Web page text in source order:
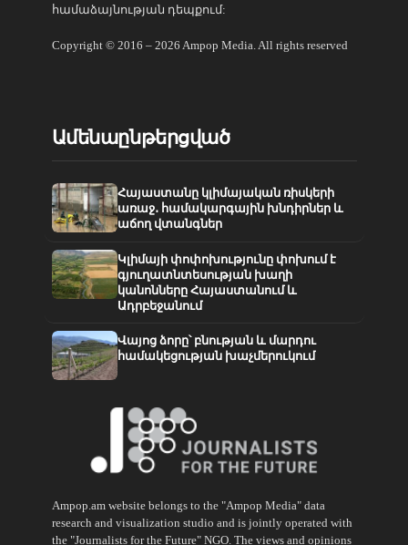
համաձայնության դեպքում:
Copyright © 2016 – 2026 Ampop Media. All rights reserved
Ամենաընթերցված
Հայաստանը կլիմայական ռիսկերի
առաջ․ համակարգային խնդիրներ և
աճող վտանգներ
Կլիմայի փոփոխությունը փոխում է
գյուղատնտեսության խաղի
կանոնները Հայաստանում և
Ադրբեջանում
Վայոց ձորը՝ բնության և մարդու
համակեցության խաչմերուկում
Ampop.am website belongs to the "Ampop Media" data
research and visualization studio and is jointly operated with
the "Journalists for the Future" NGO. The views and opinions